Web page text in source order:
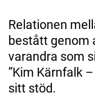
Relationen
bestått genom
varandra som
”Kim Kärnfalk
sitt stöd.